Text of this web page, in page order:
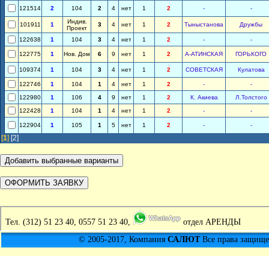
121514 2 104 2 4 нет 1 2 - -
101911 1
Индив.
Проект
3 4 нет 1 2 Тыныстанова Дружбы
122638 1 104 3 4 нет 1 2 - -
122775 1 Нов. Дом 6 9 нет 1 2 А-АТИНСКАЯ ГОРЬКОГО
109374 1 104 3 4 нет 1 2 СОВЕТСКАЯ Кулатова
122746 1 104 1 4 нет 1 2 -
-
122980
1 106 4 9 нет 1 2 К. Акиева
Л.Толстого
122428
1 104 1 4 нет 1 2 - -
122904 1 105 1 5 нет 1 2 - -
[1] [2]
Тел. (312) 51 23 40, 0557 51 23 40,
отдел АРЕНДЫ
© 2005-2017, Компания САЛЮТВсе права